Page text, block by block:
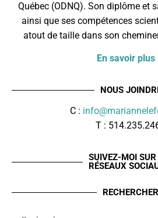
Québec (ODNQ). Son diplôme et
ainsi que ses compétences
atout de taille dans son
En savoir plus
NOUS
C :
T :
SUIVEZ-MOI SUR
RÉSEAUX
RECHERCHER